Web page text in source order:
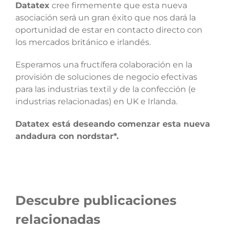
Datatex cree firmemente que esta nueva
asociación será un gran éxito que nos dará la
oportunidad de estar en contacto directo con
los mercados británico e irlandés.
Esperamos una fructífera colaboración en la
provisión de soluciones de negocio efectivas
para las industrias textil y de la confección (e
industrias relacionadas) en UK e Irlanda.
Datatex está deseando comenzar esta nueva
andadura con nordstar*.
Descubre publicaciones
relacionadas